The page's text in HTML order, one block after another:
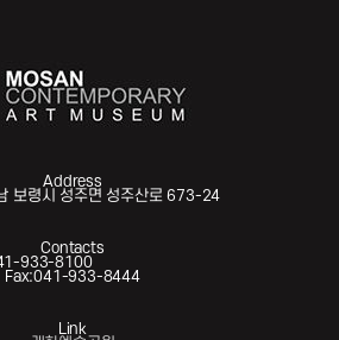
Address
보령시 성주면 성주산로 673-24
Contacts
041-933-8100
Fax:041-933-8444
Link